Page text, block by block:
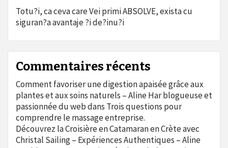
Totu?i, ca ceva care Vei primi ABSOLVE, exista cu
siguran?a avantaje ?i de?inu?i
Commentaires récents
Comment favoriser une digestion apaisée grâce aux
plantes et aux soins naturels – Aline Har blogueuse et
passionnée du webdans Trois questions pour
comprendre le massage entreprise.
Découvrez la Croisière en Catamaran en Crète avec
Christal Sailing – Expériences Authentiques – Aline